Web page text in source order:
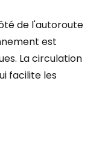
de l'autoroute
est
La circulation
facilite les